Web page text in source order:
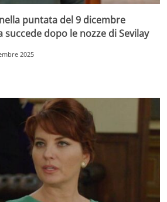
puntata del 9 dicembre
dopo le nozze di Sevilay
2025